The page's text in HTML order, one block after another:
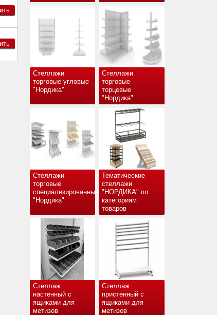
Стеллажи
торговые угловые
"Нордика"
Стеллажи
торговые
торцевые
"Нордика"
Стеллажи
торговые
специализированные
"Нордика"
Тематические
стеллажи
"НОРДИКА" по
категориям
товаров
Стеллаж
настенный с
ящиками для
метизов
Стеллаж
пристенный с
ящиками для
метизов